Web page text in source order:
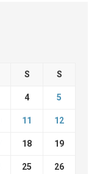
S S
4 5
11 12
18 19
25 26